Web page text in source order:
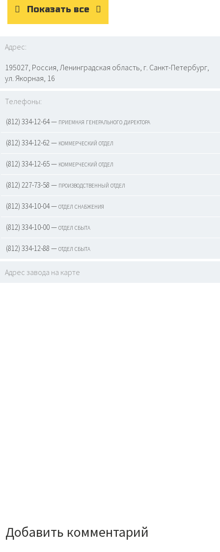
Показать все
Адрес:
195027, Россия, Ленинградская область, г. Санкт-Петербург,
ул. Якорная, 16
Телефоны:
(812) 334-12-64 — приемная генерального директора
(812) 334-12-62 — коммерческий отдел
(812) 334-12-65 — коммерческий отдел
(812) 227-73-58 — производственный отдел
(812) 334-10-04 — отдел снабжения
(812) 334-10-00 — отдел сбыта
(812) 334-12-88 — отдел сбыта
Адрес завода на карте
Добавить комментарий